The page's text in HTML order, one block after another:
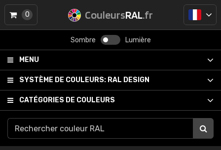
CouleursRAL.fr
Sombre Lumière
MENU
SYSTÈME DE COULEURS: RAL DESIGN
CATÉGORIES DE COULEURS
0